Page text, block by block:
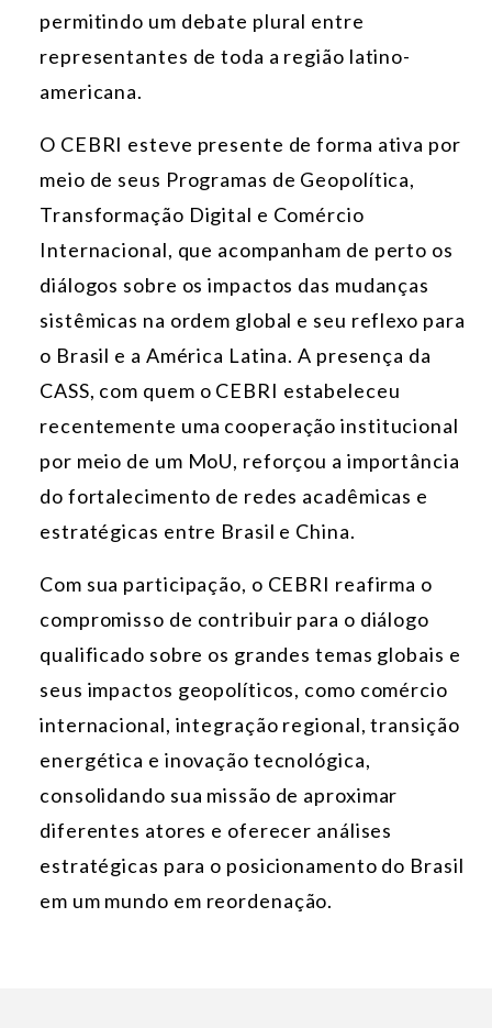
permitindo um debate plural entre
representantes de toda a região latino-
americana.
O CEBRI esteve presente de forma ativa por
meio de seus Programas de Geopolítica,
Transformação Digital e Comércio
Internacional, que acompanham de perto os
diálogos sobre os impactos das mudanças
sistêmicas na ordem global e seu reflexo para
o Brasil e a América Latina. A presença da
CASS, com quem o CEBRI estabeleceu
recentemente uma cooperação institucional
por meio de um MoU, reforçou a importância
do fortalecimento de redes acadêmicas e
estratégicas entre Brasil e China.
Com sua participação, o CEBRI reafirma o
compromisso de contribuir para o diálogo
qualificado sobre os grandes temas globais e
seus impactos geopolíticos, como comércio
internacional, integração regional, transição
energética e inovação tecnológica,
consolidando sua missão de aproximar
diferentes atores e oferecer análises
estratégicas para o posicionamento do Brasil
em um mundo em reordenação.